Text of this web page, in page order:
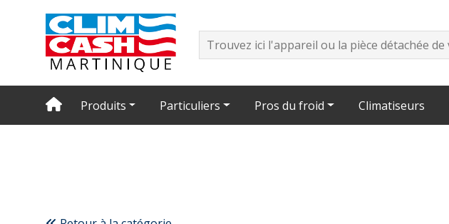
Produits Particuliers Pros du froid Climatiseurs